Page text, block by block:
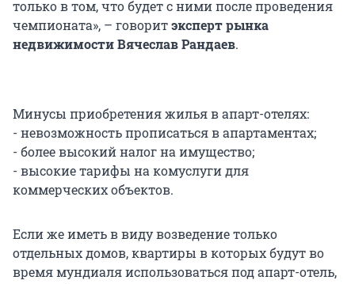
только в том, что будет с ними после проведения
чемпионата», – говоритэксперт рынка
недвижимости Вячеслав Рандаев.
Минусы приобретения жилья в апарт-отелях:
- невозможность прописаться в апартаментах;
- более высокий налог на имущество;
- высокие тарифы на комуслуги для
коммерческих объектов.
Если же иметь в виду возведение только
отдельных домов, квартиры в которых будут во
время мундиаля использоваться под апарт-отель,